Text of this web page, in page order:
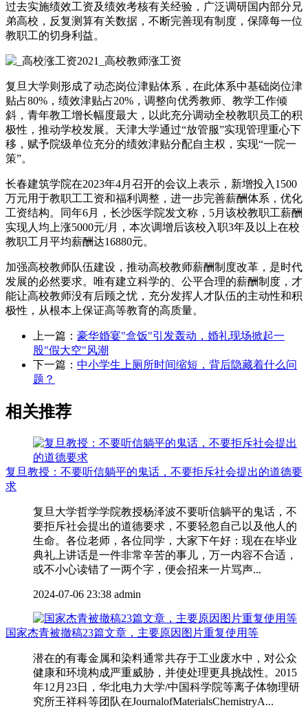
过去实施绩效工资及绩效考核有关经验，广泛调研国内部分兄
弟高校，反复测算有关数据，不断完善现有制度，保障每一位
教职工的切身利益。
复旦大学则形成了动态岗位津贴体系，在此体系中基础岗位津
贴占80%，绩效津贴占20%，调整向优秀教师、教学工作倾
斜，青年教工增长幅度最大，以此充分调动全校教职员工的积
极性，推动学校发展。天津大学通过“放管服”实现管理重心下
移，赋予院级单位充分的绩效津贴分配自主权，实现“一院一
策”。
长春建筑学院在2023年4月召开的会议上表示，新增投入1500
万元用于教职工工资和福利调整，进一步完善薪酬体系，优化
工资结构。同年6月，长沙医学院发文称，5月该校教职工薪酬
实现人均上涨5000元/月，本次调增后该校入职3年及以上在校
教职工月平均薪酬达16880元。
加强高校教师队伍建设，推动高校教师薪酬制度改革，是时代
发展的必然要求。唯有建立科学的、公平合理的薪酬制度，才
能让高校教师没有后顾之忧，充分发挥人才队伍的主动性和积
极性，从根本上保证高等教育的高质量。
上一篇： 豪华婚宴"盒饭"引发轰动，婚礼现场掀起一
股"假大空"风潮
下一篇： 中小学生上厕所时间缩短，背后隐藏着什么问
题？
相关推荐
复旦教授：不要听信躺平的鬼话，不要拒斥社会提出的道德要
求
复旦大学哲学学院教授杨泽波不要听信躺平的鬼话，不
要拒斥社会提出的道德要求，不要轻忽自己以及他人的
生命。各位老师，各位同学，大家下午好：现在在毕业
典礼上讲话是一件非常辛苦的事儿，万一内容不合适，
或不小心读错了一两个字，便会招来一片骂声...
2024-07-06 23:38 admin
国家杰青被撤稿23篇文章，主要原因图片重复使用等
潜在的有毒金属和染料通常共存于工业废水中，对公众
健康和环境构成严重威胁，并使处理更具挑战性。2015
年12月23日，华北电力大学/中国科学院等离子体物理研
究所王祥科等团队在JournalofMaterialsChemistryA...